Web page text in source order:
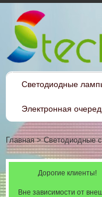
Светодиодные
Электронная
Главная>Светодиодные
Дорогие клиенты!
Вне зависимости от